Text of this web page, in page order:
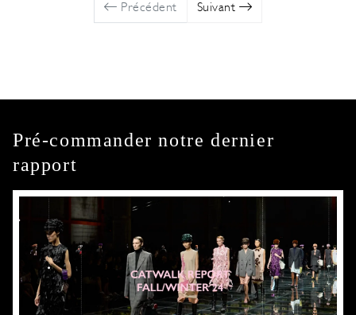
Précédent Suivant
Pré-commander notre dernier
rapport